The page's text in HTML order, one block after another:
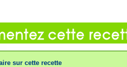
sur cette recette